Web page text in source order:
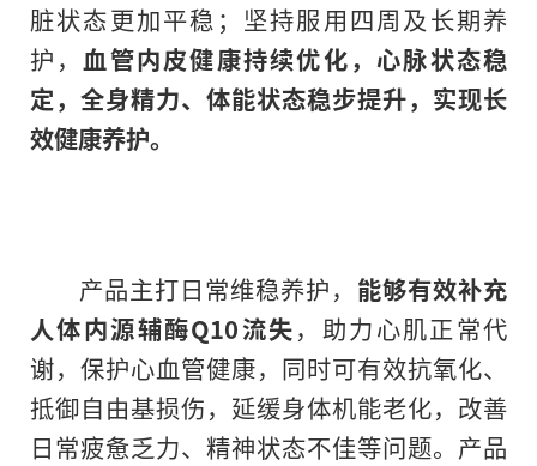
脏状态更加平稳；坚持服用四周及长期养
护，血管内皮健康持续优化，心脉状态稳
定，全身精力、体能状态稳步提升，实现长
效健康养护。
产品主打日常维稳养护， 能够有效补充
人体内源辅酶Q10流失，助力心肌正常代
谢，保护心血管健康，同时可有效抗氧化、
抵御自由基损伤，延缓身体机能老化，改善
日常疲惫乏力、精神状态不佳等问题。产品